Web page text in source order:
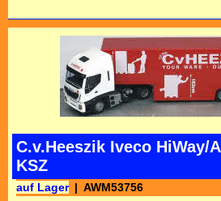
C.v.Heeszik Iveco HiWay/
KSZ
auf Lager AWM53756